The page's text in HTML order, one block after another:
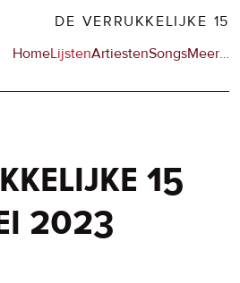
DE VERRUKKELIJKE 15
HomeLijstenArtiestenSongsMeerop
…
15
2023